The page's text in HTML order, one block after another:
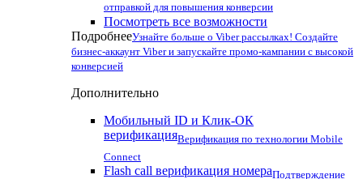
отправкой для повышения конверсии
Посмотреть все возможности
ПодробнееУзнайте больше о Viber рассылках! Создайте
бизнес-аккаунт Viber и запускайте промо-кампании с высокой
конверсией
Дополнительно
Мобильный ID и Клик-ОК
верификацияВерификация по технологии Mobile
Connect
Flash call верификация номераПодтверждение